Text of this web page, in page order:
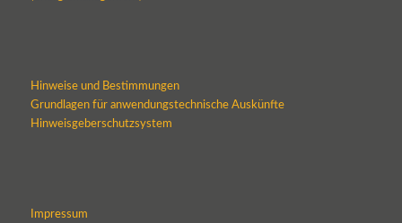
Hinweise und Bestimmungen
Grundlagen für anwendungstechnische Auskünfte
Hinweisgeberschutzsystem
Impressum